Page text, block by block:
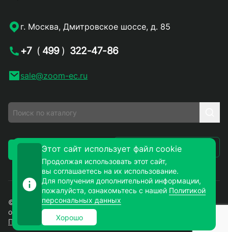
г. Москва, Дмитровское шоссе, д. 85
+7 ( 499 ) 322-47-86
sale@zoom-ec.ru
Заказать звонок Написать письмо
© 2026. ЗУМ-СМД – продажа электронных компонентов
оптом и в розницу. Все права защищены.
Политика конфиденциальности
Этот сайт использует файл cookie
Продолжая использовать этот сайт,
вы соглашаетесь на их использование.
Для получения дополнительной информации,
пожалуйста, ознакомьтесь с нашей Политикой
персональных данных
Хорошо